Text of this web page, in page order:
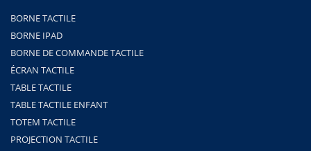
BORNE TACTILE
BORNE IPAD
BORNE DE COMMANDE TACTILE
ÉCRAN TACTILE
TABLE TACTILE
TABLE TACTILE ENFANT
TOTEM TACTILE
PROJECTION TACTILE